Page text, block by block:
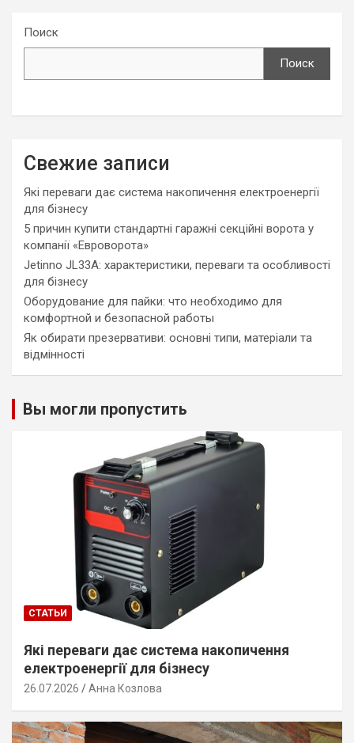
Поиск
Поиск
Свежие записи
Які переваги дає система накопичення електроенергії
для бізнесу
5 причин купити стандартні гаражні секційні ворота у
компанії «Евроворота»
Jetinno JL33A: характеристики, переваги та особливості
для бізнесу
Оборудование для пайки: что необходимо для
комфортной и безопасной работы
Як обирати презервативи: основні типи, матеріали та
відмінності
Вы могли пропустить
СТАТЬИ
Які переваги дає система накопичення
електроенергії для бізнесу
26.07.2026 Анна Козлова